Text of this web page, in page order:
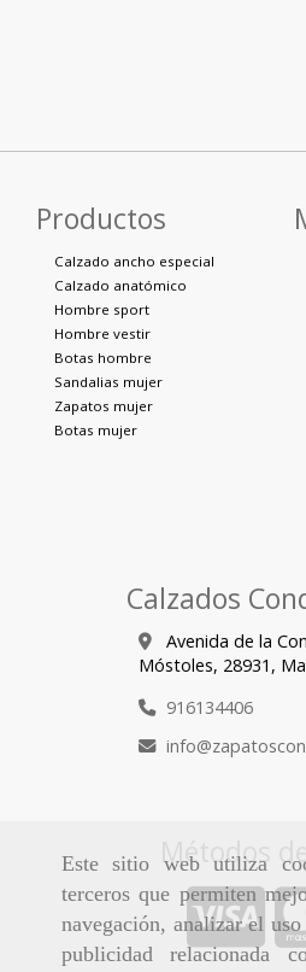
Este sitio web utiliza
terceros que permiten
navegación, analizar el
publicidad relacionada
Productos
Calzado ancho especial
Calzado anatómico
Hombre sport
Hombre vestir
Botas hombre
Sandalias mujer
Zapatos mujer
Botas mujer
Calzados
Avenida de la
Móstoles, 28931,
916134406
info
Métodos